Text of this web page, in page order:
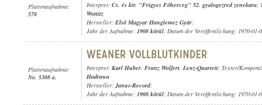
Plattenaufnahme:
578
Interpret: Cs. és kir. "Frigyes Főherceg" 52. gyalogezred zenekara;
Wottitz
Hersteller: Első Magyar Hanglemez Gyár;
Jahr der Aufnahme: 1908 körül; Datum der Veröffentlichung: 1970-01-
Plattenaufnahme:
No. 5308 a.
Interpret: Karl Huber, Franz Wolfert, Lenz-Quartett; Texter/
Hadrawa
Hersteller:Janus-Record;
Jahr der Aufnahme: 1908 körül; Datum der Veröffentlichung: 1970-01-